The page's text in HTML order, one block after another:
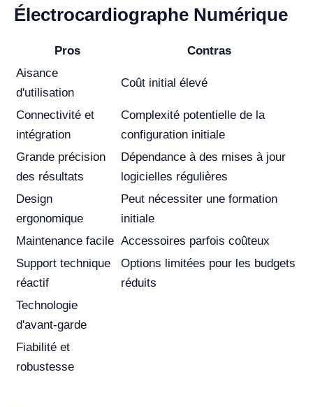
Électrocardiographe Numérique
Pros
Contras
Aisance
d'utilisation
Coût initial élevé
Connectivité et
intégration
Complexité potentielle de la
configuration initiale
Grande précision
des résultats
Dépendance à des mises à jour
logicielles régulières
Design
ergonomique
Peut nécessiter une formation
initiale
Maintenance facile Accessoires parfois coûteux
Support technique
réactif
Options limitées pour les budgets
réduits
Technologie
d'avant-garde
Fiabilité et
robustesse